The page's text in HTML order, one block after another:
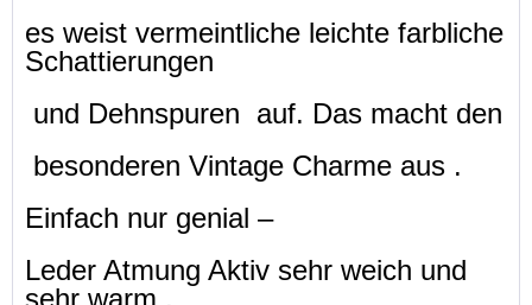
es weist vermeintliche leichte farbliche
Schattierungen
und Dehnspuren auf. Das macht den
besonderen Vintage Charme aus .
Einfach nur genial –
Leder Atmung Aktiv sehr weich und
sehr warm .